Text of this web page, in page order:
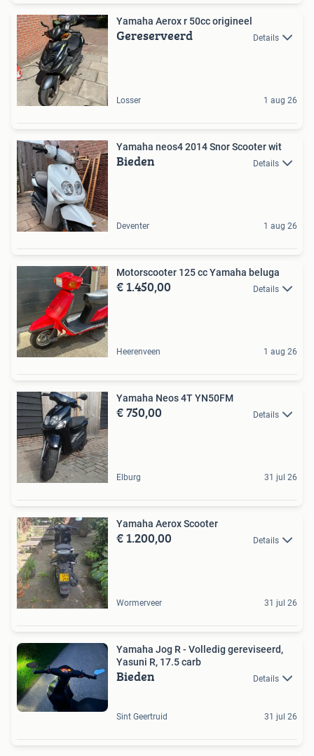
Yamaha Aerox r 50cc origineel
Gereserveerd Details
Losser 1 aug 26
Yamaha neos4 2014 Snor Scooter wit
Bieden Details
Deventer 1 aug 26
Motorscooter 125 cc Yamaha beluga
€ 1.450,00 Details
Heerenveen 1 aug 26
Yamaha Neos 4T YN50FM
€ 750,00 Details
Elburg 31 jul 26
Yamaha Aerox Scooter
€ 1.200,00 Details
Wormerveer 31 jul 26
Yamaha Jog R - Volledig gereviseerd,
Yasuni R, 17.5 carb
Bieden Details
Sint Geertruid 31 jul 26